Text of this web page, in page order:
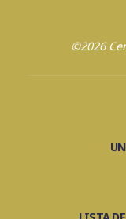
©2026